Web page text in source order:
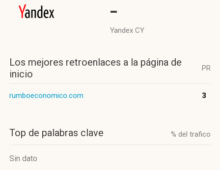
-
Yandex CY
Los mejores retroenlaces a la página de
inicio
PR
rumboeconomico.com 3
Top de palabras clave % del trafico
Sin dato